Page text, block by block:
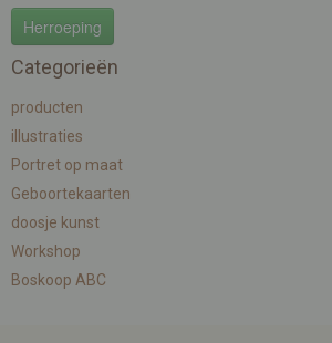
Herroeping
Categorieën
producten
illustraties
Portret op maat
Geboortekaarten
doosje kunst
Workshop
Boskoop ABC